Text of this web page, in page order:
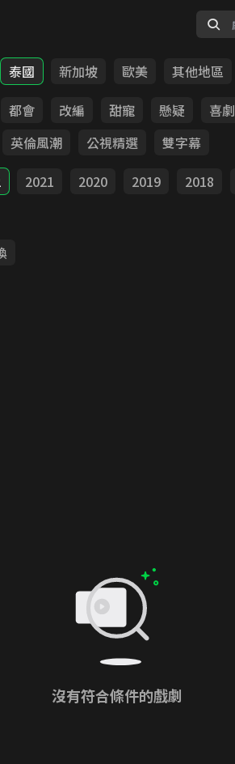
泰國 新加坡 歐美
其他地區
都會 改編 甜寵 懸疑 喜劇
英倫風潮 公視精選
雙字幕
2021 2020 2019 2018
沒有符合條件的戲劇